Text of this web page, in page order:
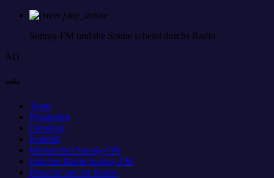
play_arrow
Sunray-FM und die Sonne scheint durchs Radio
AD
radio
Team
Programm
Empfang
Kontakt
Werben bei Sunray-FM
Jobs bei Radio Sunray-FM
Besuche uns im Studio